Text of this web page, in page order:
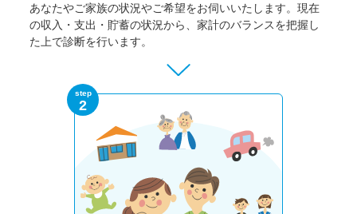
あなたやご家族の状況やご希望をお伺いいたします。 現在
の収入・支出・貯蓄の状況から、家計のバランスを把握し
た上で診断を行います。
step
2